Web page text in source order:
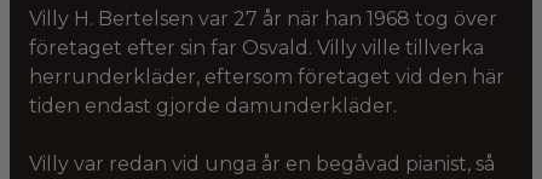
Villy H. Bertelsen var 27 år när han 1968 tog över
företaget efter sin far Osvald. Villy ville tillverka
herrunderkläder, eftersom företaget vid den här
tiden endast gjorde damunderkläder.
Villy var redan vid unga år en begåvad pianist, så